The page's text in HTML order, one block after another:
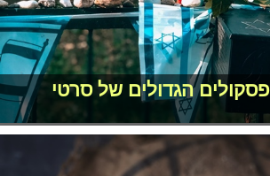
הגדולים של סרטי